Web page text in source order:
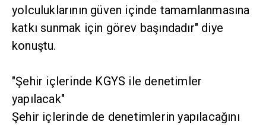
yolculuklarının güven içinde tamamlanmasına
katkı sunmak için görev başındadır" diye
konuştu.
"Şehir içlerinde KGYS ile denetimler
yapılacak"
Şehir içlerinde de denetimlerin yapılacağını